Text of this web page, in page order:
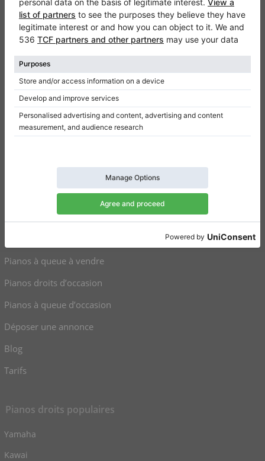
Klaviano
FAQ
Contact
Qui sommes-nous
Donner un avis
Conditions d’utilisation
Paramètres de consentement
Pianos à queue à vendre
Pianos droits d’occasion
Pianos à queue d’occasion
Déposer une annonce
Blog
Tarifs
Pianos droits populaires
Yamaha
Kawai